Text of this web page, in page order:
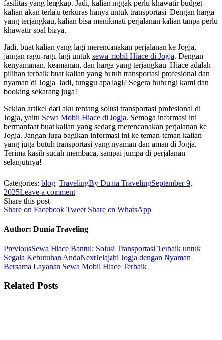
fasilitas yang lengkap. Jadi, kalian nggak perlu khawatir budget
kalian akan terlalu terkuras hanya untuk transportasi. Dengan harga
yang terjangkau, kalian bisa menikmati perjalanan kalian tanpa perlu
khawatir soal biaya.
Jadi, buat kalian yang lagi merencanakan perjalanan ke Jogja,
jangan ragu-ragu lagi untuk sewa mobil Hiace di Jogja. Dengan
kenyamanan, keamanan, dan harga yang terjangkau, Hiace adalah
pilihan terbaik buat kalian yang butuh transportasi profesional dan
nyaman di Jogja. Jadi, tunggu apa lagi? Segera hubungi kami dan
booking sekarang juga!
Sekian artikel dari aku tentang solusi transportasi profesional di
Jogja, yaitu Sewa Mobil Hiace di Jogja. Semoga informasi ini
bermanfaat buat kalian yang sedang merencanakan perjalanan ke
Jogja. Jangan lupa bagikan informasi ini ke teman-teman kalian
yang juga butuh transportasi yang nyaman dan aman di Jogja.
Terima kasih sudah membaca, sampai jumpa di perjalanan
selanjutnya!
Categories: blog, TravelingBy Dunia TravelingSeptember 9,
2025Leave a comment
Share this post
Share on FacebookShare
Facebook
TweetShare
Twitter
Share on WhatsAppShare
Author: Dunia Traveling
Post
navigation
PreviousPrevious
post:
Sewa Hiace Bantul: Solusi Transportasi Terbaik untuk
Segala Kebutuhan AndaNextNext
post:
Jelajahi Jogja dengan Nyaman
Bersama Layanan Sewa Mobil Hiace Terbaik
Related Posts